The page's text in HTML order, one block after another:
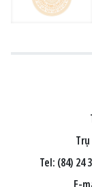
Tel: (84) 24